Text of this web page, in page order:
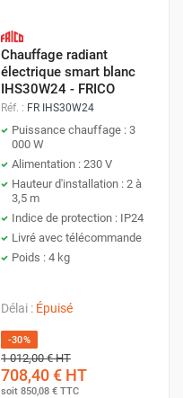
Chauffage radiant
électrique smart blanc
IHS30W24 - FRICO
Réf. : FR IHS30W24
Puissance chauffage : 3
000 W
Alimentation : 230 V
Hauteur d'installation : 2 à
3,5 m
Indice de protection : IP24
Livré avec télécommande
Poids : 4 kg
Délai : Épuisé
-30%
1 012,00 €HT
708,40 € HT
soit 850,08 € TTC